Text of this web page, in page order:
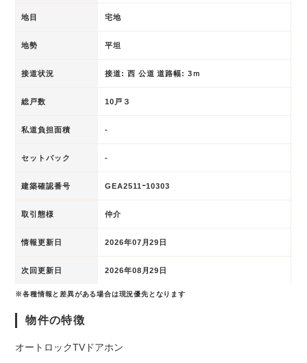
地目 宅地
地勢 平坦
接道状況 接道: 西 公道 道路幅: 3ｍ
総戸数 10戸３
私道負担面積 -
セットバック -
建築確認番号 GEA2511ｰ10303
取引態様 仲介
情報更新日 2026年07月29日
次回更新日 2026年08月29日
※各種情報と差異がある場合は現況優先となります
物件の特徴
オートロックTVドアホン